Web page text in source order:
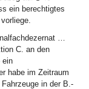
ein berechtigtes
…
C. an den
ein
habe im Zeitraum
in der B.-